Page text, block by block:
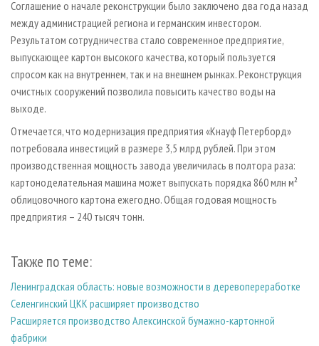
ИНСТРУМЕНТ И МАТЕРИАЛЫ
БИБЛИОТЕКА СПЕЦИАЛИСТА
Соглашение о начале реконструкции было заключено два года назад
между администрацией региона и германским инвестором.
Результатом сотрудничества стало современное предприятие,
выпускающее картон высокого качества, который пользуется
спросом как на внутреннем, так и на внешнем рынках. Реконструкция
очистных сооружений позволила повысить качество воды на
выходе.
Отмечается, что модернизация предприятия «Кнауф Петерборд»
потребовала инвестиций в размере 3,5 млрд рублей. При этом
производственная мощность завода увеличилась в полтора раза:
картоноделательная машина может выпускать порядка 860 млн м²
облицовочного картона ежегодно. Общая годовая мощность
предприятия – 240 тысяч тонн.
Также по теме:
Ленинградская область: новые возможности в деревопереработке
Селенгинский ЦКК расширяет производство
Расширяется производство Алексинской бумажно-картонной
фабрики